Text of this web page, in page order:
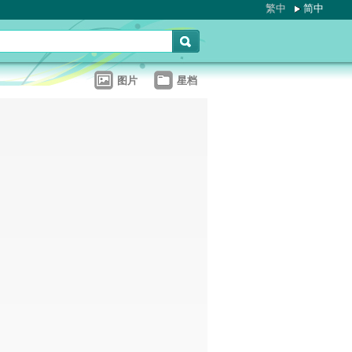
繁中 简中
图片 星档